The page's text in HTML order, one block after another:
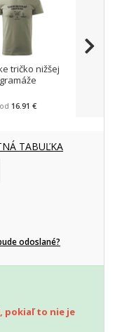
tričko nižšej
gramáže
od 16.91 €
TABUĽKA
odoslané?
pokiaľ to nie je